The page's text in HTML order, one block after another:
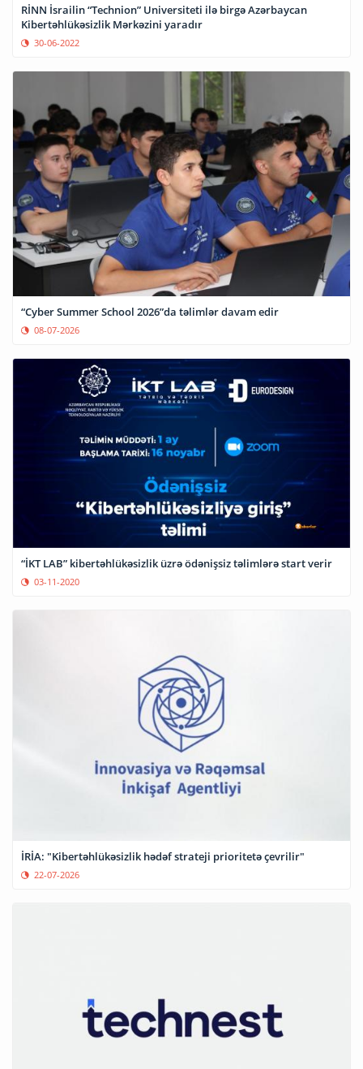
RİNN İsrailin “Technion” Universiteti ilə birgə Azərbaycan
30-06-2022
“Cyber Summer School 2026”da təlimlər davam edir
08-07-2026
“İKT LAB” kibertəhlükəsizlik üzrə ödənişsiz təlimlərə start verir
03-11-2020
İRİA: "Kibertəhlükəsizlik hədəf strateji prioritetə çevrilir"
22-07-2026